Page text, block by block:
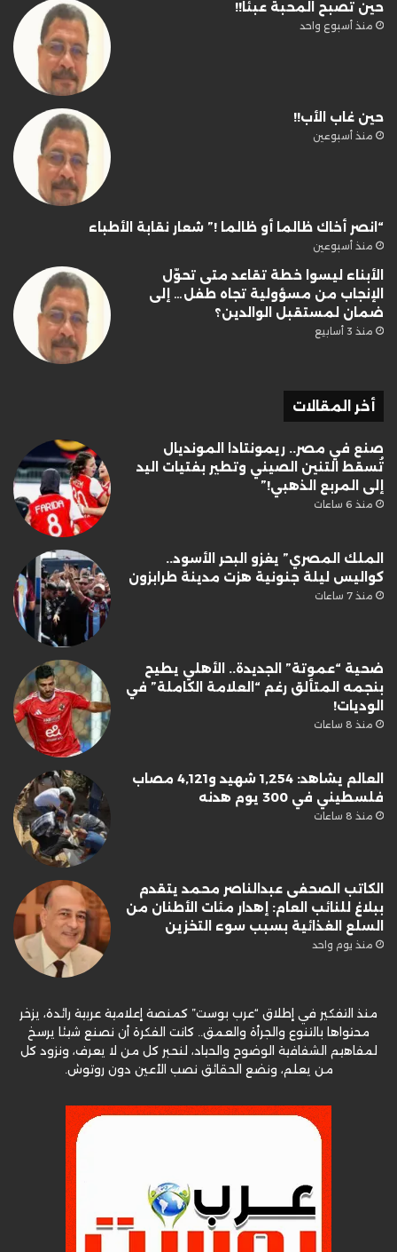
حين تصبح المحبة عبئًا!!
منذ أسبوع واحد
حين غاب الأب!!
منذ أسبوعين
“انصر أخاك ظالما أو ظالما !” شعار نقابة الأطباء
منذ أسبوعين
الأبناء ليسوا خطة تقاعد متى تحوّل
الإنجاب من مسؤولية تجاه طفل… إلى
ضمان لمستقبل الوالدين؟
منذ 3 أسابيع
أخر المقالات
صنع في مصر.. ريمونتادا المونديال
تُسقط التنين الصيني وتطير بفتيات اليد
إلى المربع الذهبي!”
منذ 6 ساعات
الملك المصري” يغزو البحر الأسود..
كواليس ليلة جنونية هزت مدينة طرابزون
منذ 7 ساعات
ضحية “عموتة” الجديدة.. الأهلي يطيح
بنجمه المتألق رغم “العلامة الكاملة” في
الوديات!
منذ 8 ساعات
العالم يشاهد: 1,254 شهيد و4,121 مصاب
فلسطيني في 300 يوم هدنه
منذ 8 ساعات
الكاتب الصحفى عبدالناصر محمد يتقدم
ببلاغ للنائب العام: إهدار مئات الأطنان من
السلع الغذائية بسبب سوء التخزين
منذ يوم واحد
منذ التفكير في إطلاق “عرب بوست” كمنصة إعلامية عربية رائدة، يزخر
محتواها بالتنوع والجرأة والعمق.. كانت الفكرة أن نصنع شيئا يرسخ
لمفاهيم الشفافية الوضوح والحياد، لنحبر كل من لا يعرف، ونزود كل
من يعلم، ونضع الحقائق نصب الأعين دون روتوش.